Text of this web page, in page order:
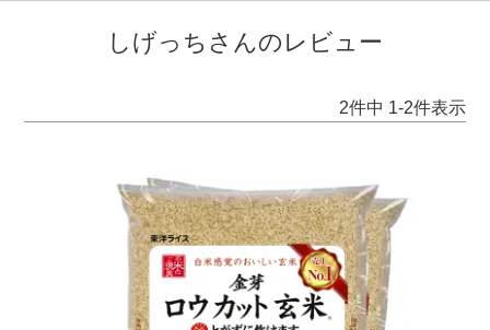
しげっちさんのレビュー
2件中 1-2件表示